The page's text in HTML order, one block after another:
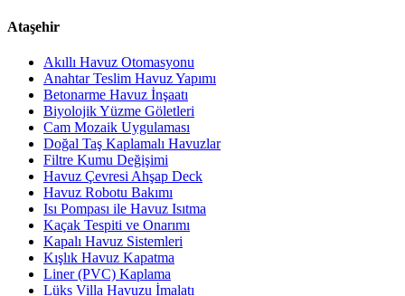
Ataşehir
Akıllı Havuz Otomasyonu
Anahtar Teslim Havuz Yapımı
Betonarme Havuz İnşaatı
Biyolojik Yüzme Göletleri
Cam Mozaik Uygulaması
Doğal Taş Kaplamalı Havuzlar
Filtre Kumu Değişimi
Havuz Çevresi Ahşap Deck
Havuz Robotu Bakımı
Isı Pompası ile Havuz Isıtma
Kaçak Tespiti ve Onarımı
Kapalı Havuz Sistemleri
Kışlık Havuz Kapatma
Liner (PVC) Kaplama
Lüks Villa Havuzu İmalatı